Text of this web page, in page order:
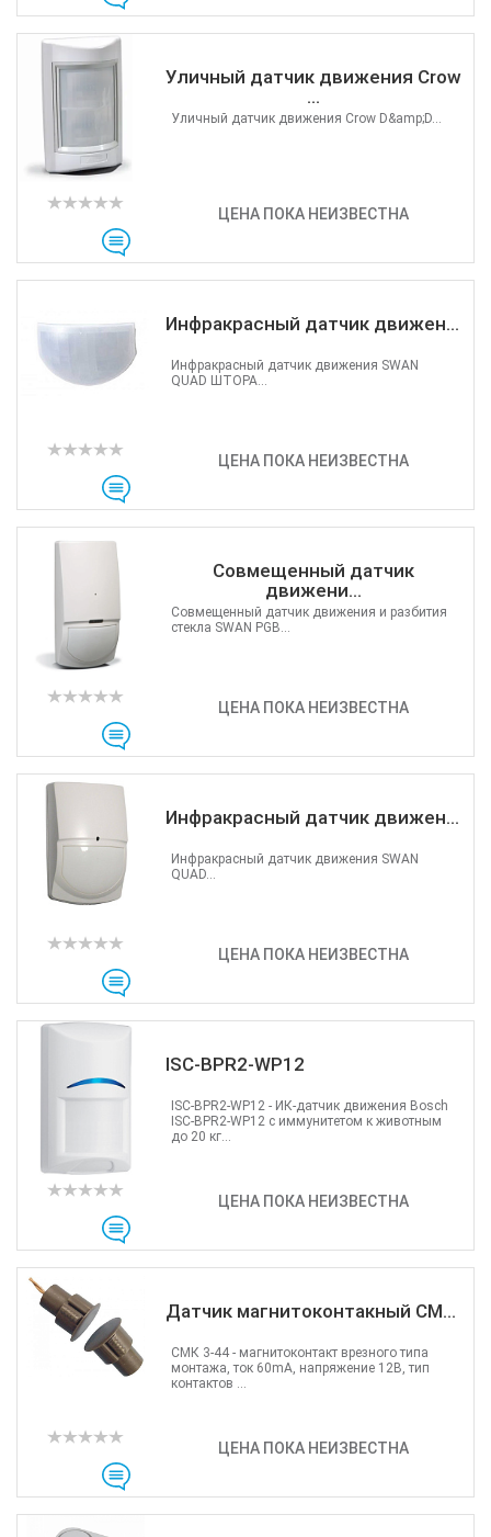
Уличный датчик движения Crow
...
ЦЕНА ПОКА НЕИЗВЕСТНА
Уличный датчик движения Crow D&amp;D...
Инфракрасный датчик движен...
ЦЕНА ПОКА НЕИЗВЕСТНА
Инфракрасный датчик движения SWAN
QUAD ШТОРА...
Совмещенный датчик
движени...
ЦЕНА ПОКА НЕИЗВЕСТНА
Совмещенный датчик движения и разбития
стекла SWAN PGB...
Инфракрасный датчик движен...
ЦЕНА ПОКА НЕИЗВЕСТНА
Инфракрасный датчик движения SWAN
QUAD...
ISC-BPR2-WP12
ЦЕНА ПОКА НЕИЗВЕСТНА
ISC-BPR2-WP12 - ИК-датчик движения Bosch
ISC-BPR2-WP12 с иммунитетом к животным
до 20 кг...
Датчик магнитоконтакный СМ...
ЦЕНА ПОКА НЕИЗВЕСТНА
СМК 3-44 - магнитоконтакт врезного типа
монтажа, ток 60mA, напряжение 12B, тип
контактов ...